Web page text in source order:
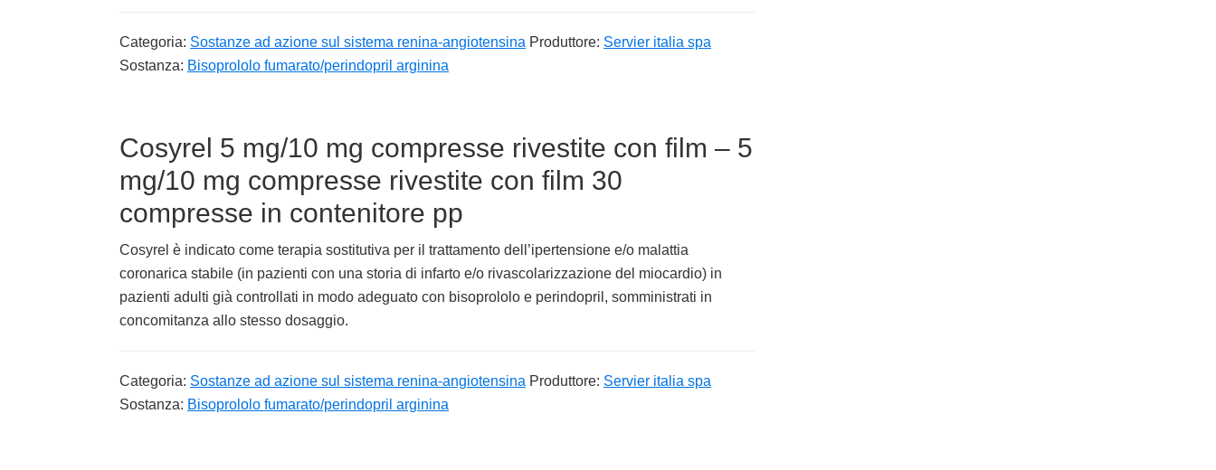
Categoria: Sostanze ad azione sul sistema renina-angiotensina Produttore: Servier italia spa
Sostanza: Bisoprololo fumarato/perindopril arginina
Cosyrel 5 mg/10 mg compresse rivestite con film – 5
mg/10 mg compresse rivestite con film 30
compresse in contenitore pp
Cosyrel è indicato come terapia sostitutiva per il trattamento dell’ipertensione e/o malattia
coronarica stabile (in pazienti con una storia di infarto e/o rivascolarizzazione del miocardio) in
pazienti adulti già controllati in modo adeguato con bisoprololo e perindopril, somministrati in
concomitanza allo stesso dosaggio.
Categoria: Sostanze ad azione sul sistema renina-angiotensina Produttore: Servier italia spa
Sostanza: Bisoprololo fumarato/perindopril arginina